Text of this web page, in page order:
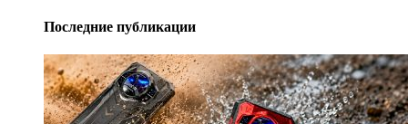
Последние публикации